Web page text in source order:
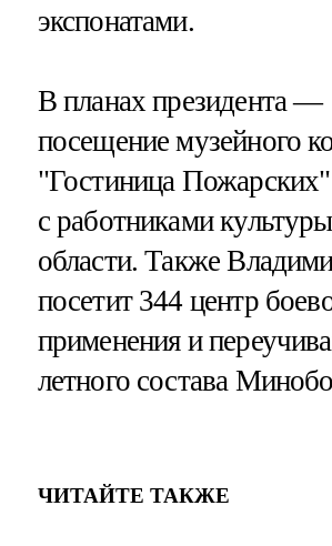
экспонатами.
В планах президента —
посещение музейного
"Гостиница Пожарских"
с работниками
области. Также
посетит 344 центр
применения и
летного состава
ЧИТАЙТЕ ТАКЖЕ